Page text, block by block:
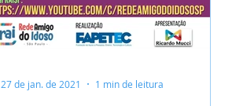
27 de jan. de 2021 1 min de leitura